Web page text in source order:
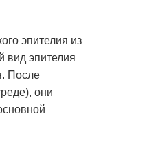
эпителия из
вид эпителия
После
они